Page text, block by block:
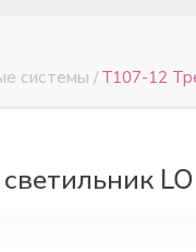
системы / T107-12